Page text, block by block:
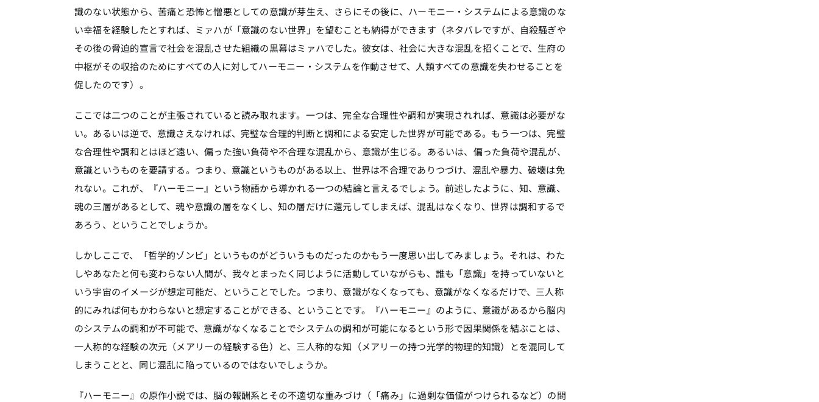
識のない状態から、苦痛と恐怖と憎悪としての意識が芽生え、さらにその後に、ハーモニー・システムによる意識のな
い幸福を経験したとすれば、ミァハが「意識のない世界」を望むことも納得ができます（ネタバレですが、自殺騒ぎや
その後の脅迫的宣言で社会を混乱させた組織の黒幕はミァハでした。彼女は、社会に大きな混乱を招くことで、生府の
中枢がその収拾のためにすべての人に対してハーモニー・システムを作動させて、人類すべての意識を失わせることを
促したのです）。
ここでは二つのことが主張されていると読み取れます。一つは、完全な合理性や調和が実現されれば、意識は必要がな
い。あるいは逆で、意識さえなければ、完璧な合理的判断と調和による安定した世界が可能である。もう一つは、完璧
な合理性や調和とはほど遠い、偏った強い負荷や不合理な混乱から、意識が生じる。あるいは、偏った負荷や混乱が、
意識というものを要請する。つまり、意識というものがある以上、世界は不合理でありつづけ、混乱や暴力、破壊は免
れない。これが、『ハーモニー』という物語から導かれる一つの結論と言えるでしょう。前述したように、知、意識、
魂の三層があるとして、魂や意識の層をなくし、知の層だけに還元してしまえば、混乱はなくなり、世界は調和するで
あろう、ということでしょうか。
しかしここで、「哲学的ゾンビ」というものがどういうものだったのかもう一度思い出してみましょう。それは、わた
しやあなたと何も変わらない人間が、我々とまったく同じように活動していながらも、誰も「意識」を持っていないと
いう宇宙のイメージが想定可能だ、ということでした。つまり、意識がなくなっても、意識がなくなるだけで、三人称
的にみれば何もかわらないと想定することができる、ということです。『ハーモニー』のように、意識があるから脳内
のシステムの調和が不可能で、意識がなくなることでシステムの調和が可能になるという形で因果関係を結ぶことは、
一人称的な経験の次元（メアリーの経験する色）と、三人称的な知（メアリーの持つ光学的物理的知識）とを混同して
しまうことと、同じ混乱に陥っているのではないでしょうか。
『ハーモニー』の原作小説では、脳の報酬系とその不適切な重みづけ（「痛み」に過剰な価値がつけられるなど）の問